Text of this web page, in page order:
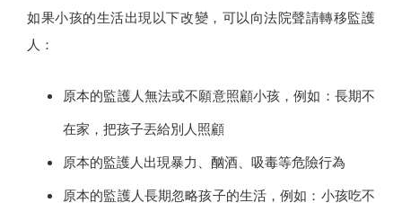
如果小孩的生活出現以下改變，可以向法院聲請轉移監護
人：
原本的監護人無法或不願意照顧小孩，例如：長期不
在家，把孩子丟給別人照顧
原本的監護人出現暴力、酗酒、吸毒等危險行為
原本的監護人長期忽略孩子的生活，例如：小孩吃不